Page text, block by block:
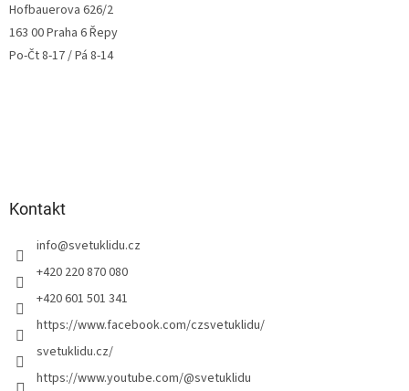
Hofbauerova 626/2
163 00 Praha 6 Řepy
Po-Čt 8-17 / Pá 8-14
Kontakt
info@svetuklidu.cz
+420 220 870 080
+420 601 501 341
https://www.facebook.com/czsvetuklidu/
svetuklidu.cz/
https://www.youtube.com/@svetuklidu